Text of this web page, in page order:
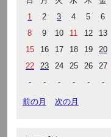
1
2 3 4 5 6
8
9 10 11 12 13
15
16 17 18 19 20
22
23 24 25 26 27
-
- - - - -
前の月 次の月